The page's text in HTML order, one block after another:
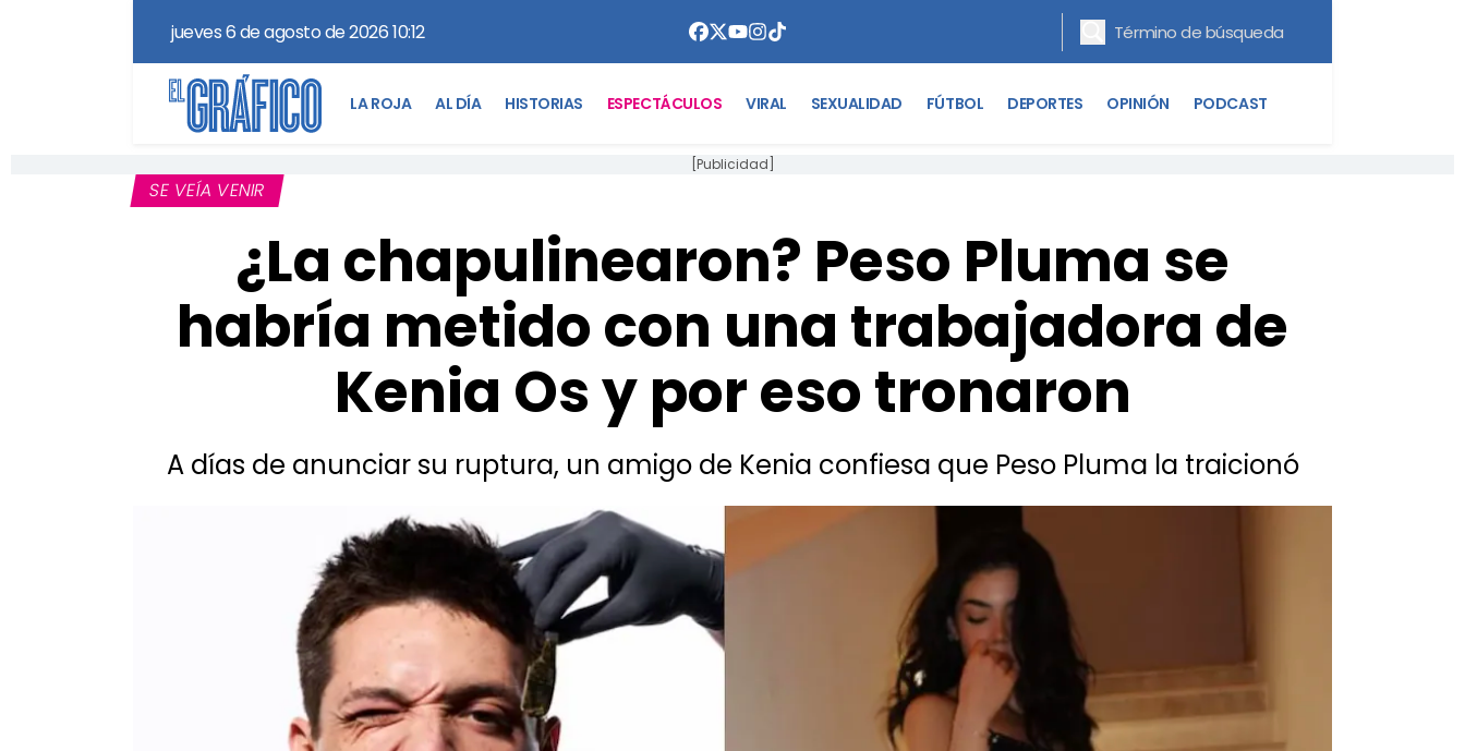
jueves 6 de agosto de 2026 10:12
LA ROJA AL DÍA HISTORIAS ESPECTÁCULOS VIRAL SEXUALIDAD FÚTBOL DEPORTES OPINIÓN PODCAST
[Publicidad]
SE VEÍA VENIR
¿La chapulinearon? Peso Pluma se
habría metido con una trabajadora de
Kenia Os y por eso tronaron
A días de anunciar su ruptura, un amigo de Kenia confiesa que Peso Pluma la traicionó